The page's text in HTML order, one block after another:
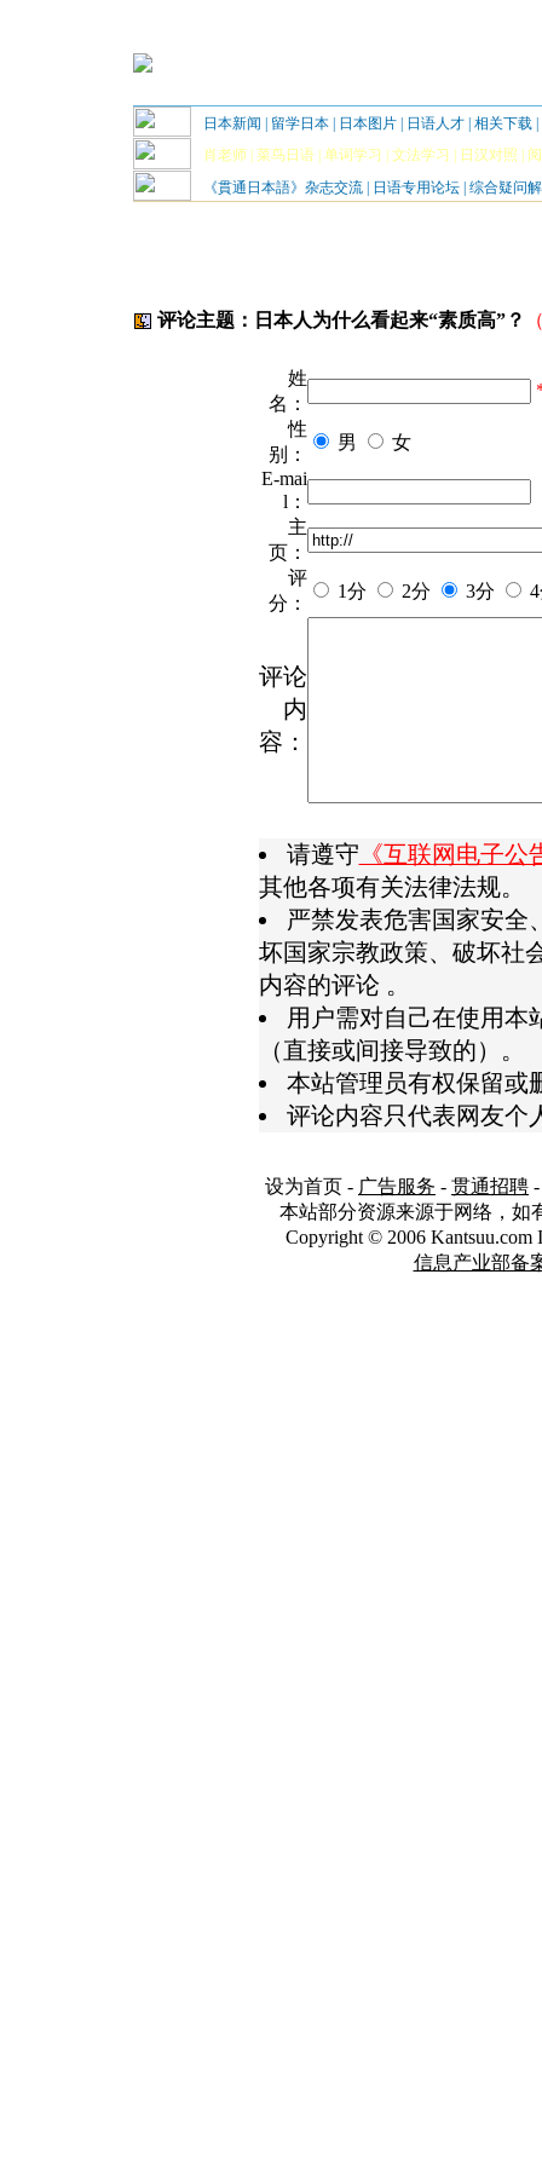
日本新闻 留学日本 日本图片 日语人才 相关下载
肖老师 菜鸟日语 单词学习 文法学习 日汉对照
《貫通日本語》杂志交流
日语专用论坛 综合疑问
评论主题：日本人为什么看起来“素质高”？
姓
名：
性
别：
男
女
E-mai
l：
主
页：
评
分：
1分 2分 3分
评论
内
容：
请遵守 《互联网电子
其他各项有关法律法规。
严禁发表危害国家安全
坏国家宗教政策、破坏社
内容的评论 。
用户需对自己在使用本
（直接或间接导致的）。
本站管理员有权保留或
评论内容只代表网友个
设为首页 - 广告服务 - 贯通招聘
本站部分资源来源于网络，如
Copyright © 2006
信息产业部备